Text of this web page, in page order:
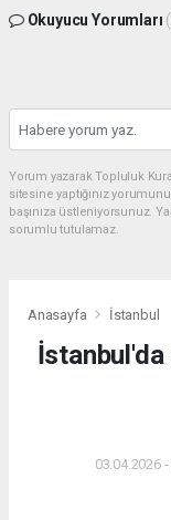
Okuyucu Yorumları
Yorum yazarak Topluluk
sitesine yaptığınız
başınıza üstleniyorsunuz.
sorumlu tutulamaz.
Anasayfa İstanbul
İstanbul'da
03.04.2026